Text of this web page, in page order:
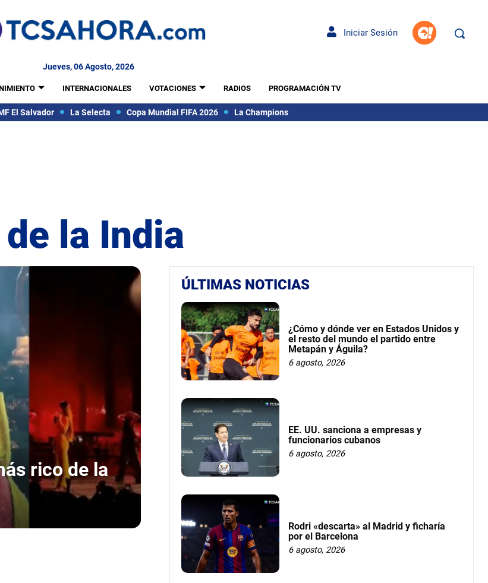
Iniciar Sesión
Jueves, 06 Agosto, 2026
INTERNACIONALES VOTACIONES RADIOS PROGRAMACIÓN TV
El Salvador La Selecta Copa Mundial FIFA 2026 La Champions
la India
rico de la
ÚLTIMAS NOTICIAS
¿Cómo y dónde ver en Estados Unidos y
el resto del mundo el partido entre
Metapán y Águila?
6 agosto, 2026
EE. UU. sanciona a empresas y
funcionarios cubanos
6 agosto, 2026
Rodri «descarta» al Madrid y ficharía
por el Barcelona
6 agosto, 2026